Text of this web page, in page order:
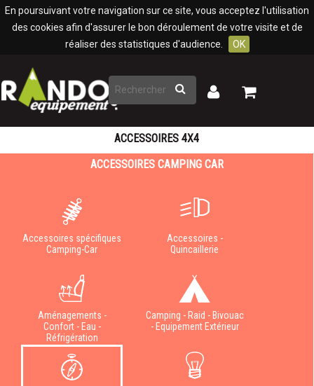
En poursuivant votre navigation sur ce site, vous acceptez l'utilisation
des cookies afin d'assurer le bon déroulement de votre visite et de
réaliser des statistiques d'audience.
OK
Rechercher
Mon
Mon
ACCESSOIRES 4X4
ACCESSOIRES CAMPING CAR
Accessoires spécifiques
Camping-Car
Accessoires -
Quincaillerie
Aménagements -
Confort - Eau -
Réfrigération
Camping - Raid - Bivouac
- Equipement Extérieur
Panneau de gestion des cookies